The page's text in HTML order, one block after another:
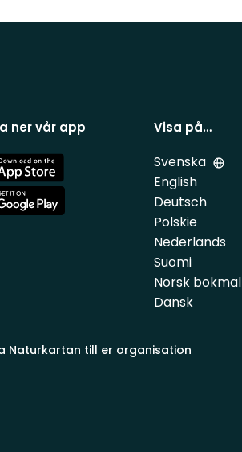
ner vår app Visa på…
Svenska
English
Deutsch
Polskie
Nederlands
Suomi
Norsk bokmal
Dansk
Naturkartan till er organisation